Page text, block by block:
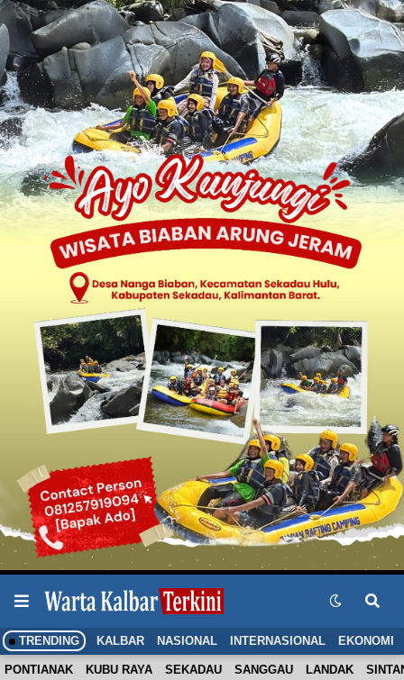
TRENDING KALBAR NASIONAL INTERNASIONAL EKONOMI
PONTIANAK KUBU RAYA SEKADAU SANGGAU LANDAK